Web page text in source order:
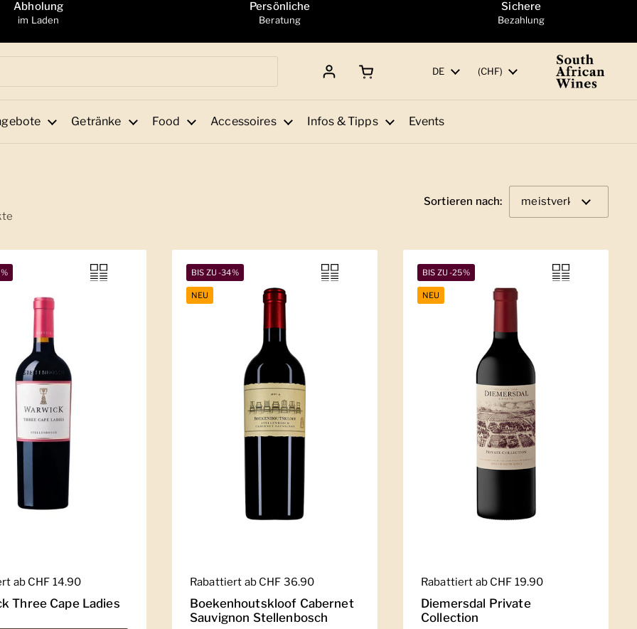
Abholung
im Laden
Persönliche
Beratung
Sichere
Bezahlung
Sprache
DE Land/Region
(CHF)
Getränke Food Accessoires Infos & Tipps Events
Sortieren nach:
Preis
ab CHF 14.90
Three Cape Ladies
Regulärer Preis
Rabattiert ab CHF 36.90
Boekenhoutskloof Cabernet
Sauvignon Stellenbosch
BIS ZU -34%
NEU
Regulärer Preis
Rabattiert ab CHF 19.90
Diemersdal Private
Collection
BIS ZU -25%
NEU